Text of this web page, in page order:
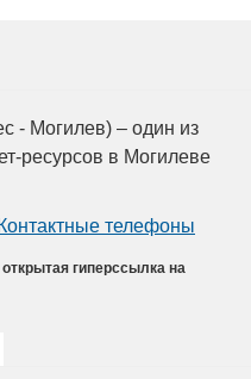
- Могилев) – один из
ресурсов в Могилеве
Контактные телефоны
гиперссылка на